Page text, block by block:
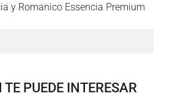
y Romanico Essencia Premium
PUEDE INTERESAR